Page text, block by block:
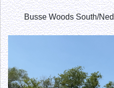
Busse Woods South/